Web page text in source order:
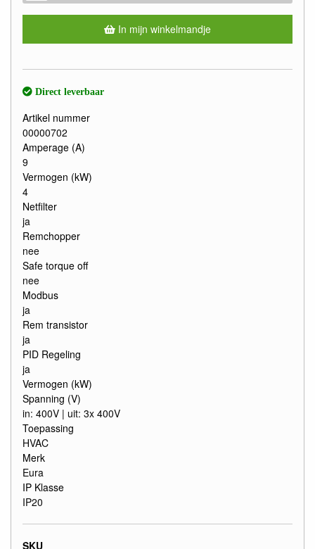
In mijn winkelmandje
Direct leverbaar
Artikel nummer
00000702
Amperage (A)
9
Vermogen (kW)
4
Netfilter
ja
Remchopper
nee
Safe torque off
nee
Modbus
ja
Rem transistor
ja
PID Regeling
ja
Vermogen (kW)
Spanning (V)
in: 400V | uit: 3x 400V
Toepassing
HVAC
Merk
Eura
IP Klasse
IP20
SKU